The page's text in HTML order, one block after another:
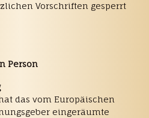
Vorschriften gesperrt
Person
das vom Europäischen
eingeräumte